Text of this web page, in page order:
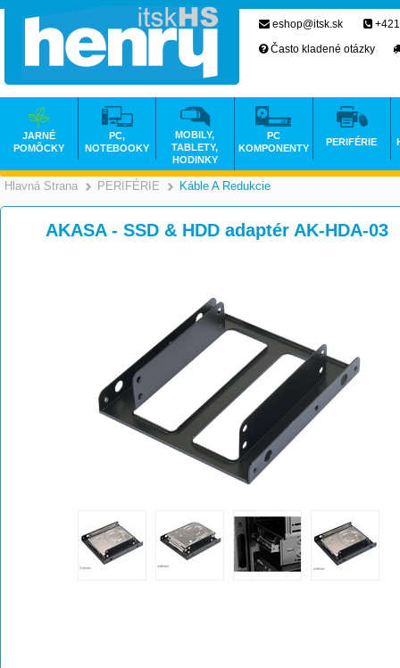
Hlavná Strana >
PERIFÉRIE >
Káble A Redukcie
AKASA - SSD & HDD adaptér AK-HDA-03
eshop@itsk.sk
Často kladené otázky
JARNÉ
POMÔCKY
PC,
NOTEBOOKY
MOBILY,
TABLETY,
HODINKY
PC
KOMPONENTY
PERIFÉRIE